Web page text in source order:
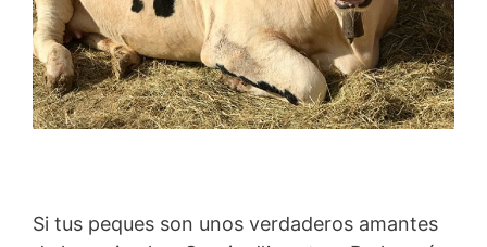
Si tus peques son unos verdaderos amantes